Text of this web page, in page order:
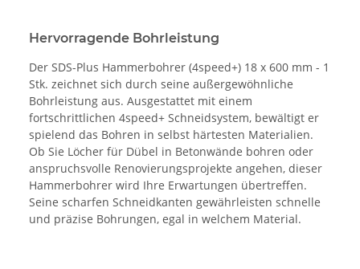
Hervorragende Bohrleistung
Der SDS-Plus Hammerbohrer (4speed+) 18 x 600 mm - 1
Stk. zeichnet sich durch seine außergewöhnliche
Bohrleistung aus. Ausgestattet mit einem
fortschrittlichen 4speed+ Schneidsystem, bewältigt er
spielend das Bohren in selbst härtesten Materialien.
Ob Sie Löcher für Dübel in Betonwände bohren oder
anspruchsvolle Renovierungsprojekte angehen, dieser
Hammerbohrer wird Ihre Erwartungen übertreffen.
Seine scharfen Schneidkanten gewährleisten schnelle
und präzise Bohrungen, egal in welchem Material.